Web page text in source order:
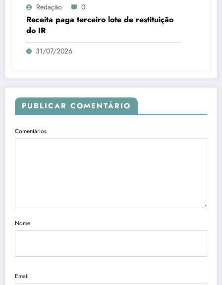
Redação 0
Receita paga terceiro lote de restituição
do IR
31/07/2026
PUBLICAR COMENTÁRIO
Comentários
Nome
Email